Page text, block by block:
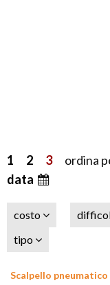
1 2 3ordina
data
costo
tipo
Scalpello pneumatico